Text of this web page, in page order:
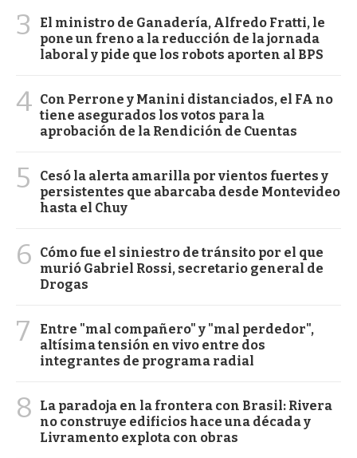
3
El ministro de Ganadería, Alfredo Fratti, le
pone un freno a la reducción de la jornada
laboral y pide que los robots aporten al BPS
4 Con Perrone y Manini distanciados, el FA no
tiene asegurados los votos para la
aprobación de la Rendición de Cuentas
5
Cesó la alerta amarilla por vientos fuertes y
persistentes que abarcaba desde Montevideo
hasta el Chuy
6
Cómo fue el siniestro de tránsito por el que
murió Gabriel Rossi, secretario general de
Drogas
7
Entre "mal compañero" y "mal perdedor",
altísima tensión en vivo entre dos
integrantes de programa radial
8
La paradoja en la frontera con Brasil: Rivera
no construye edificios hace una década y
Livramento explota con obras